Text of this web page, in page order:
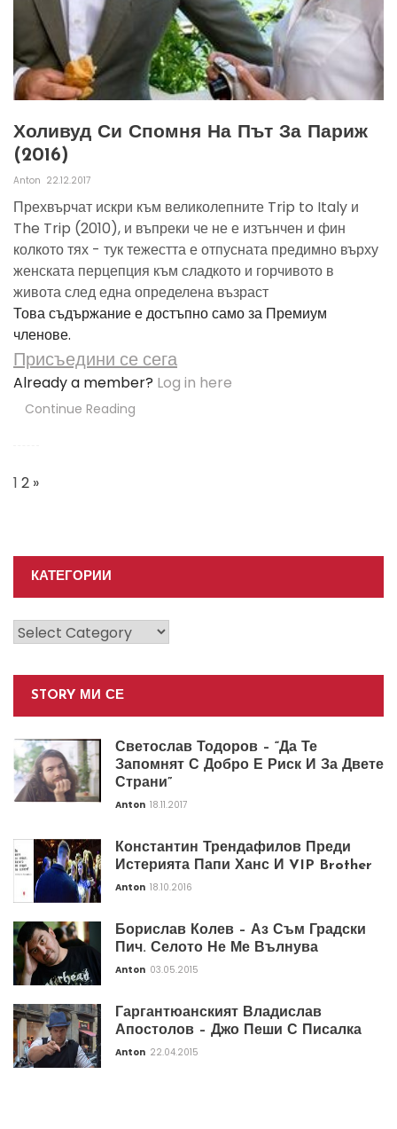
Холивуд Си Спомня На Път За Париж
(2016)
Anton 22.12.2017
Прехвърчат искри към великолепните Trip to Italy и
The Trip (2010), и въпреки че не е изтънчен и фин
колкото тях - тук тежестта е отпусната предимно върху
женската перцепция към сладкото и горчивото в
живота след една определена възраст
Това съдържание е достъпно само за Премиум
членове.
Присъедини се сега
Already a member? Log in here
Continue Reading
Navigation
1 2 »
КАТЕГОРИИ
Категории
STORY МИ СЕ
Светослав Тодоров – “Да Те
Запомнят С Добро Е Риск И За Двете
Страни”
Anton 18.11.2017
Константин Трендафилов Преди
Истерията Папи Ханс И VIP Brother
Anton 18.10.2016
Борислав Колев – Аз Съм Градски
Пич. Селото Не Ме Вълнува
Anton 03.05.2015
Гаргантюанският Владислав
Апостолов – Джо Пеши С Писалка
Anton 22.04.2015